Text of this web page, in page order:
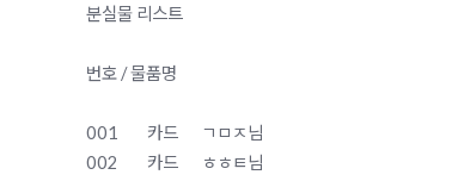
분실물 리스트
번호 / 물품명
001 카드
ㄱㅁㅈ님
002
카드
ㅎㅎㅌ님